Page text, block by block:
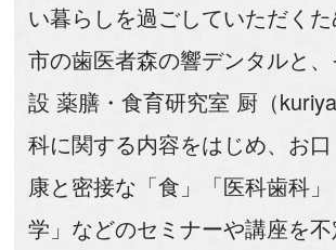
い暮らしを過ごしていただくた
市の歯医者森の響デンタルと
設 薬膳・食育研究室 厨（
科に関する内容をはじめ、お
康と密接な「食」「医科歯科
学」などのセミナーや講座を